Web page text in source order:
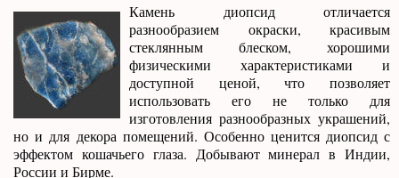
Камень диопсид отличается
разнообразием окраски, красивым
стеклянным блеском, хорошими
физическими характеристиками и
доступной ценой, что позволяет
использовать его не только для
изготовления разнообразных украшений,
но и для декора помещений. Особенно ценится диопсид с
эффектом кошачьего глаза. Добывают минерал в Индии,
России и Бирме.